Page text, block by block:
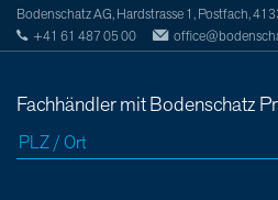
Bodenschatz AG, Hardstrasse 1, Postfach,
+41 61 487 05 00
Fachhändler mit Bodenschatz